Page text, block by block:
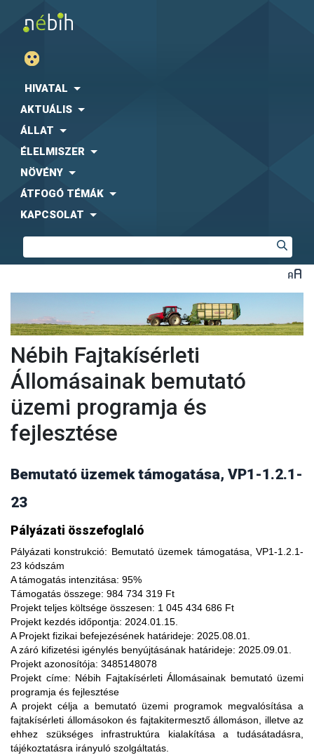
HIVATAL
AKTUÁLIS
ÁLLAT
ÉLELMISZER
NÖVÉNY
ÁTFOGÓ TÉMÁK
KAPCSOLAT
Nébih Fajtakísérleti
Állomásainak bemutató
üzemi programja és
fejlesztése
Bemutató üzemek támogatása, VP1-1.2.1-
23
Pályázati összefoglaló
Pályázati konstrukció: Bemutató üzemek támogatása, VP1-1.2.1-
23 kódszám
A támogatás intenzitása: 95%
Támogatás összege: 984 734 319 Ft
Projekt teljes költsége összesen: 1 045 434 686 Ft
Projekt kezdés időpontja: 2024.01.15.
A Projekt fizikai befejezésének határideje: 2025.08.01.
A záró kifizetési igénylés benyújtásának határideje: 2025.09.01.
Projekt azonosítója: 3485148078
Projekt címe: Nébih Fajtakísérleti Állomásainak bemutató üzemi
programja és fejlesztése
A projekt céljaa bemutató üzemi programok megvalósítása a
fajtakísérleti állomásokon és fajtakitermesztő állomáson, illetve az
ehhez szükséges infrastruktúra kialakítása a tudásátadásra,
tájékoztatásra irányuló szolgáltatás.
A fajtakísérleti és fajtakitermesztési állomások
modernizálásával, olyan növényfajta kísérleteket lehet
végezni, melyekkel limitálhatóak a mezőgazdasági termesztés
bizonytalanságából adódó negatív hatások, növelhető a
termésbiztonság, valamint a növényi kórokozókkal, kártevőkkel
szembeni ellenálló képesség. A fajtakísérlet során megszerzett
tapasztalatok átadása az agrárgazdaság szereplői részére egy
olyan, a hagyományostól eltérő jellegű tudás megszerzési
lehetőség, amelynek során a résztvevők elsősorban
gyakorlatorientált ismeretanyaggal, tapasztalatokkal
gazdagodhatnak, a fajtahasználaton túl, az aktuális termelési
eljárások és gazdaságszervezési minták alkalmazása
tekintetében. A gazdálkodók olyan innovatív ismereteket,
növénykultúrákat (fajtákat), környezetvédelmi megoldásokat
ismerhetnek meg, amelyek alkalmazása révén
optimalizálhatják a termelést, csökkenthetik a szennyezőanyag
kibocsátást, valamint eredményesen alkalmazkodhatnak a